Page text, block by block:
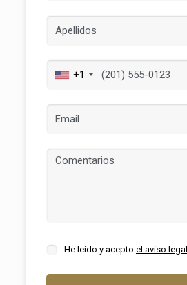
+1
He leído y acepto el aviso legal